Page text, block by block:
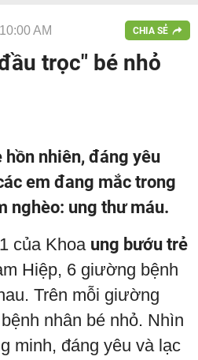
AM CHIA SẺ
trọc" bé nhỏ
nhiên, đáng yêu
em đang mắc trong
nghèo: ung thư máu.
của Khoa ung bướu trẻ
Hiệp, 6 giường bệnh
Trên mỗi giường
nhân bé nhỏ. Nhìn
minh, đáng yêu và lạc